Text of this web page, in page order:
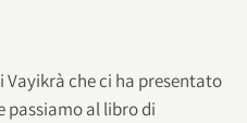
che ci ha presentato
passiamo al libro di